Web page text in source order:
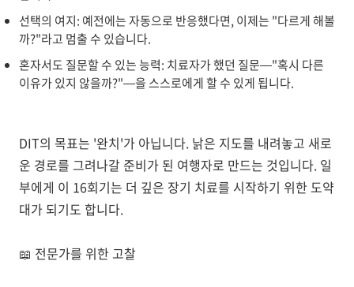
선택의 여지: 예전에는 자동으로 반응했다면, 이제는 "다르게 해볼
까?"라고 멈출 수 있습니다.
혼자서도 질문할 수 있는 능력: 치료자가 했던 질문—"혹시 다른
이유가 있지 않을까?"—을 스스로에게 할 수 있게 됩니다.
DIT의 목표는 '완치'가 아닙니다. 낡은 지도를 내려놓고 새로
운 경로를 그려나갈 준비가 된 여행자로 만드는 것입니다. 일
부에게 이 16회기는 더 깊은 장기 치료를 시작하기 위한 도약
대가 되기도 합니다.
📖 전문가를 위한 고찰